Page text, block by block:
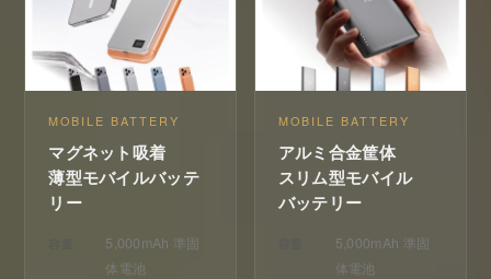
MOBILE BATTERY
マグネット吸着
薄型モバイルバッテ
リー
5,000mAh 準固
体電池
MOBILE BATTERY
アルミ合金筐体
スリム型モバイル
バッテリー
5,000mAh 準固
体電池